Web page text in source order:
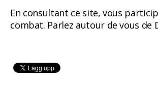
En consultant ce site, vous
combat. Parlez autour de vous de